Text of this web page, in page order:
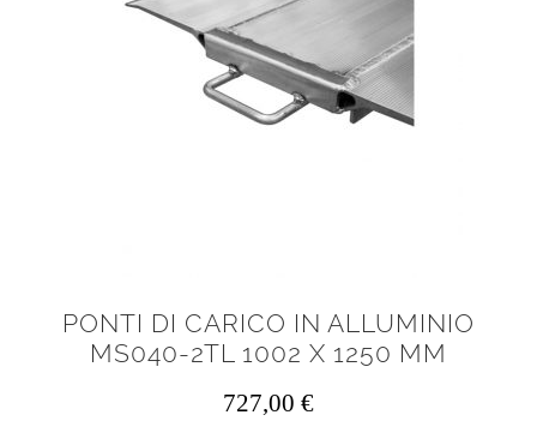
PONTI DI CARICO IN ALLUMINIO
MS040-2TL 1002 X 1250 MM
727,00 €